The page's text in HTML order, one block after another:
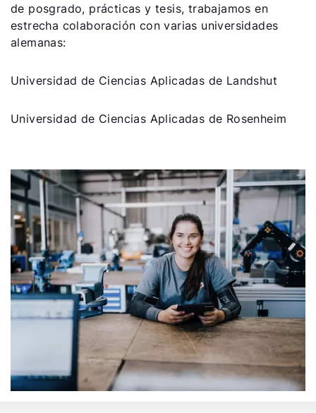
de posgrado, prácticas y tesis, trabajamos en
estrecha colaboración con varias universidades
alemanas:
Universidad de Ciencias Aplicadas de Landshut
Universidad de Ciencias Aplicadas de Rosenheim